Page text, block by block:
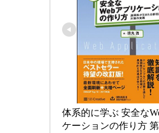
体系的に学ぶ 安全な
ケーションの作り方